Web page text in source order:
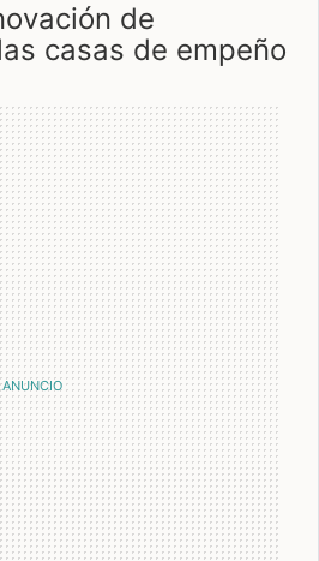
de
casas de empeño